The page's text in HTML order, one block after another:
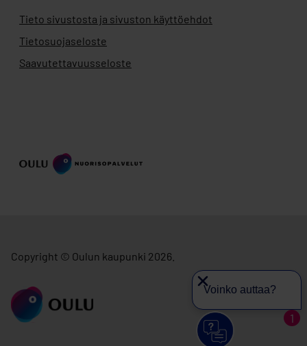
Tieto sivustosta ja sivuston käyttöehdot
Tietosuojaseloste
Saavutettavuusseloste
Copyright © Oulun kaupunki 2026.
siirry ouka.fi Voinko auttaa?
1